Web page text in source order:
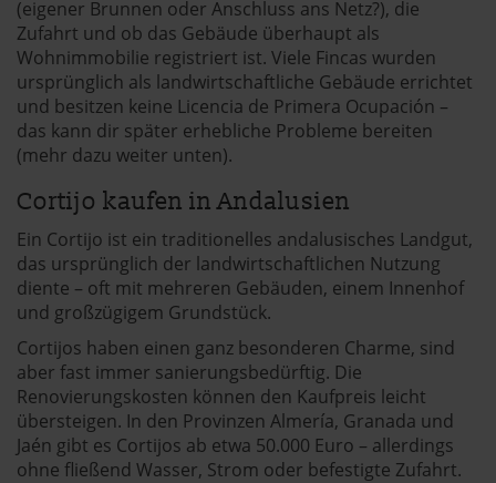
(eigener Brunnen oder Anschluss ans Netz?), die
Zufahrt und ob das Gebäude überhaupt als
Wohnimmobilie registriert ist. Viele Fincas wurden
ursprünglich als landwirtschaftliche Gebäude errichtet
und besitzen keine Licencia de Primera Ocupación –
das kann dir später erhebliche Probleme bereiten
(mehr dazu weiter unten).
Cortijo kaufen in Andalusien
Ein Cortijo ist ein traditionelles andalusisches Landgut,
das ursprünglich der landwirtschaftlichen Nutzung
diente – oft mit mehreren Gebäuden, einem Innenhof
und großzügigem Grundstück.
Cortijos haben einen ganz besonderen Charme, sind
aber fast immer sanierungsbedürftig. Die
Renovierungskosten können den Kaufpreis leicht
übersteigen. In den Provinzen Almería, Granada und
Jaén gibt es Cortijos ab etwa 50.000 Euro – allerdings
ohne fließend Wasser, Strom oder befestigte Zufahrt.